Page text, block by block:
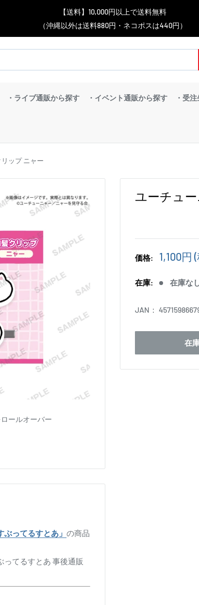
▼送料をおトクにお買物する方法をご紹介♪
【こちらをクリック】
【送料】10,000円以上で送料無料
（沖縄以外は送料880円・ネコポスは440円）
＼予約受付中！／
BanG Dream! ちゃむりぃ みに Ave Mujica 鮮美透涼 ver.販
▼「作品・ブランドから探す」で
欲しい商品を手に入れよう！
▼スムーズに商品を探すなら、
「カテゴリーから探す」を活用しよう！
▼お気に入り登録機能を活用しよう♪
【こちらをクリック】
・ライブ通販から探す ・イベント通販から探す ・受
ップ ニャー
ールオーバー
ユーチュ
価格:
販
格
1,100円
在庫: 在庫な
JAN：
在
ってるすとあ」 の商品
てるすとあ 事後通販